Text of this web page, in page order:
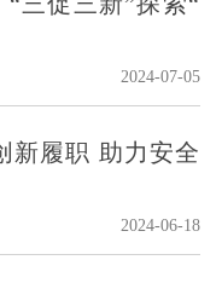
2024-07-05
新履职 助力安全
2024-06-18